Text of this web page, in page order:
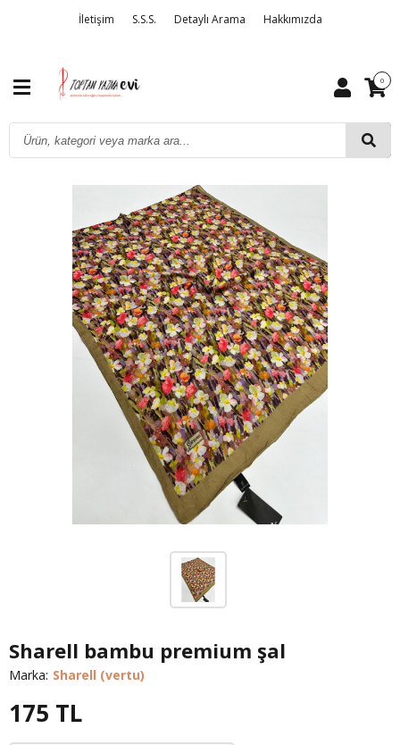
İletişim S.S.S. Detaylı Arama Hakkımızda
0
Sharell bambu premium şal
Marka: Sharell (vertu)
175 TL